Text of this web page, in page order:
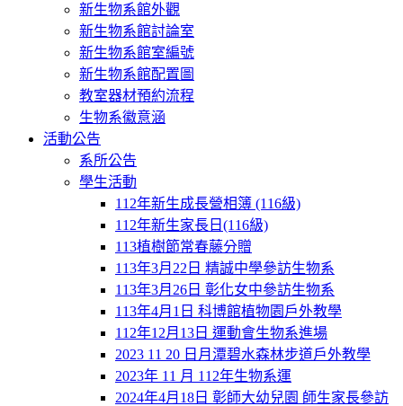
新生物系館外觀
新生物系館討論室
新生物系館室編號
新生物系館配置圖
教室器材預約流程
生物系徽意涵
活動公告
系所公告
學生活動
112年新生成長營相簿 (116級)
112年新生家長日(116級)
113植樹節常春藤分贈
113年3月22日 精誠中學參訪生物系
113年3月26日 彰化女中參訪生物系
113年4月1日 科博館植物園戶外教學
112年12月13日 運動會生物系進場
2023 11 20 日月潭碧水森林步道戶外教學
2023年 11 月 112年生物系運
2024年4月18日 彰師大幼兒園 師生家長參訪